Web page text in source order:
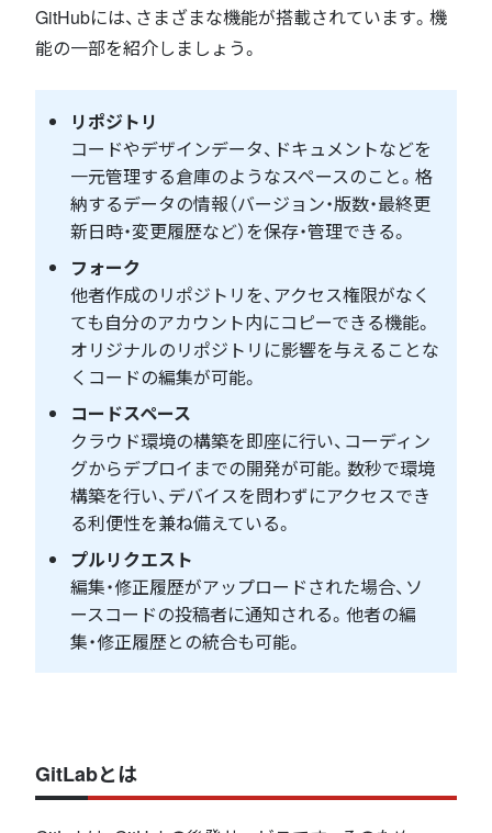
GitHubには、さまざまな機能が搭載されています。機
能の一部を紹介しましょう。
リポジトリ
コードやデザインデータ、ドキュメントなどを
一元管理する倉庫のようなスペースのこと。格
納するデータの情報（バージョン・版数・最終更
新日時・変更履歴など）を保存・管理できる。
フォーク
他者作成のリポジトリを、アクセス権限がなく
ても自分のアカウント内にコピーできる機能。
オリジナルのリポジトリに影響を与えることな
くコードの編集が可能。
コードスペース
クラウド環境の構築を即座に行い、コーディン
グからデプロイまでの開発が可能。数秒で環境
構築を行い、デバイスを問わずにアクセスでき
る利便性を兼ね備えている。
プルリクエスト
編集・修正履歴がアップロードされた場合、ソ
ースコードの投稿者に通知される。他者の編
集・修正履歴との統合も可能。
GitLabとは